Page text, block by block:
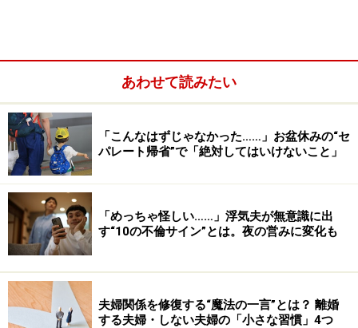
人に共通する鉄板テーマもあります。私の主宰する夫婦
仲相談所調べによれば、
「容姿や性格」「年収や仕事」。
■鉄板地雷その1：親
たとえ、普段からパートナーが自分の親を愚痴っていた
り、ディスっていたりしたとしても、相手のご両親の悪
口はいけません。自分のことは棚に上げて、他人には親
を否定されたくないと思うのが人間の心理です。
親への否定は自分の存在そのものの否定と受け取られ、
あわせて読みたい
「こんなはずじゃなかった……」お盆休みの“セ
パレート帰省”で「絶対してはいけないこと」
「めっちゃ怪しい……」浮気夫が無意識に出
す“10の不倫サイン”とは。夜の営みに変化も
夫婦関係を修復する“魔法の一言”とは？ 離婚
する夫婦・しない夫婦の「小さな習慣」4つ